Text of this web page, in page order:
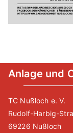
Anlage und
TC Nußloch e. V.
Rudolf-Harbig-
69226 Nußloch